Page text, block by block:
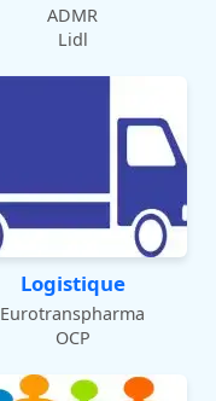
ADMR
Lidl
Logistique
Eurotranspharma
OCP